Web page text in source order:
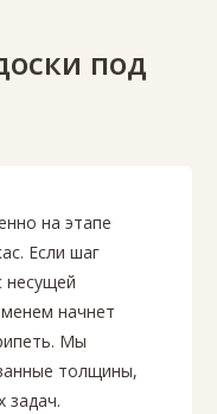
под
на этапе
Если шаг
несущей
начнет
Мы
толщины,
задач.